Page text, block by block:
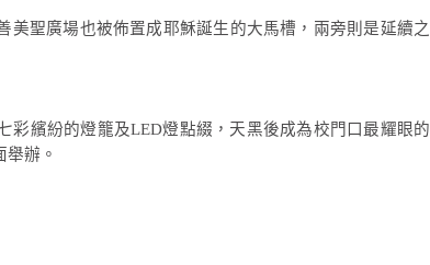
美聖廣場也被佈置成耶穌誕生的大馬槽，兩旁則是延續之
彩繽紛的燈籠及LED燈點綴，天黑後成為校門口最耀眼的
辦。